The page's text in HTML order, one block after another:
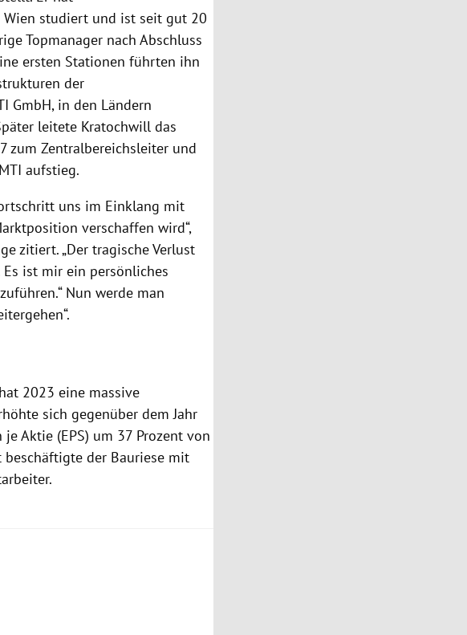
Wien studiert und ist seit gut 20
Topmanager nach Abschluss
ersten Stationen führten ihn
der
GmbH, in den Ländern
leitete Kratochwill das
zum Zentralbereichsleiter und
aufstieg.
uns im Einklang mit
verschaffen wird“,
zitiert. „Der tragische Verlust
ist mir ein persönliches
Nun werde man
2023 eine massive
sich gegenüber dem Jahr
je Aktie (EPS) um 37 Prozent von
der Bauriese mit